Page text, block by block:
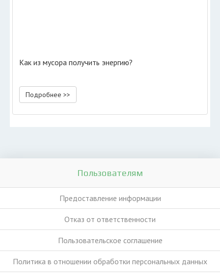
Как из мусора получить энергию?
Подробнее >>
Пользователям
Предоставление информации
Отказ от ответственности
Пользовательское соглашение
Политика в отношении обработки персональных данных